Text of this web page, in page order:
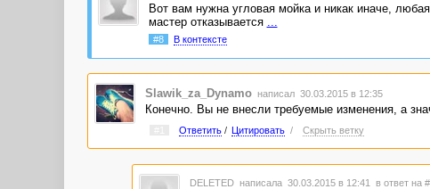
Вот вам нужна угловая мойка и никак иначе,
мастер отказывается
#8 В контексте
Slawik_za_Dynamo написал 30.03.2015 в 12:35
Конечно. Вы не внесли требуемые изменения, а
Ответить/ Цитировать / Скрыть ветку
DELETED написала 30.03.2015 в 12:41 в ответ на